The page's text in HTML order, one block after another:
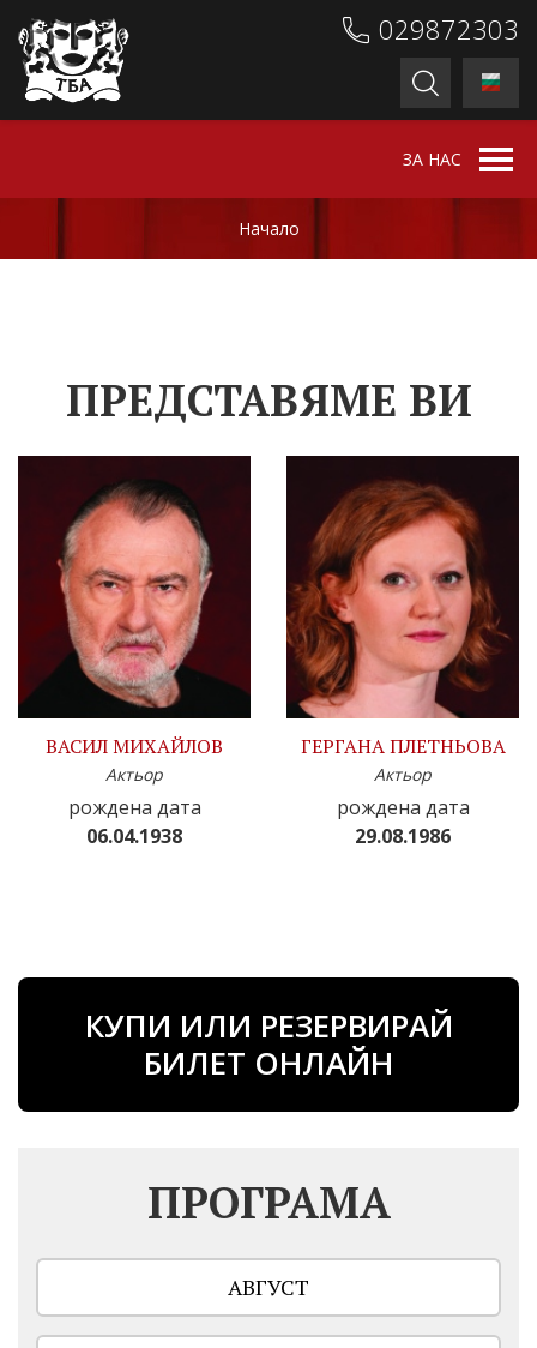
029872303
ЗА НАС
Начало
ПРЕДСТАВЯМЕ ВИ
ВАСИЛ МИХАЙЛОВ
Актьор
рождена дата
06.04.1938
ГЕРГАНА ПЛЕТНЬОВА
Актьор
рождена дата
29.08.1986
КУПИ ИЛИ РЕЗЕРВИРАЙ
БИЛЕТ ОНЛАЙН
ПРОГРАМА
АВГУСТ